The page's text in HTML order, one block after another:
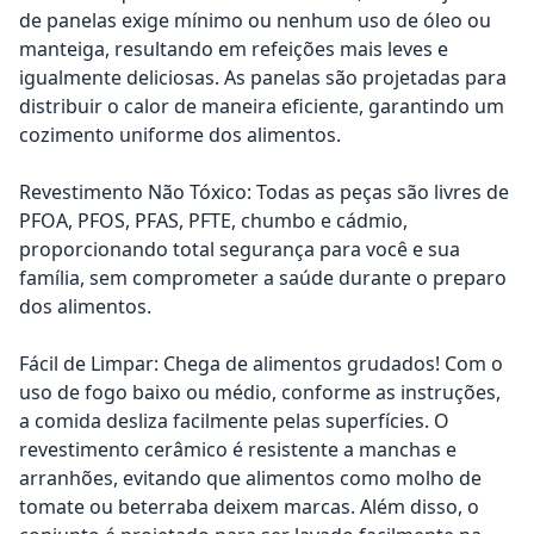
de panelas exige mínimo ou nenhum uso de óleo ou
manteiga, resultando em refeições mais leves e
igualmente deliciosas. As panelas são projetadas para
distribuir o calor de maneira eficiente, garantindo um
cozimento uniforme dos alimentos.
Revestimento Não Tóxico: Todas as peças são livres de
PFOA, PFOS, PFAS, PFTE, chumbo e cádmio,
proporcionando total segurança para você e sua
família, sem comprometer a saúde durante o preparo
dos alimentos.
Fácil de Limpar: Chega de alimentos grudados! Com o
uso de fogo baixo ou médio, conforme as instruções,
a comida desliza facilmente pelas superfícies. O
revestimento cerâmico é resistente a manchas e
arranhões, evitando que alimentos como molho de
tomate ou beterraba deixem marcas. Além disso, o